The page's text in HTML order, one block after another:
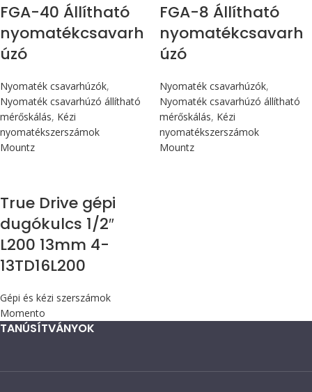
FGA-40 Állítható
nyomatékcsavarh
úzó
Nyomaték csavarhúzók,
Nyomaték csavarhúzó állítható
mérőskálás, Kézi
nyomatékszerszámok
Mountz
FGA-8 Állítható
nyomatékcsavarh
úzó
Nyomaték csavarhúzók,
Nyomaték csavarhúzó állítható
mérőskálás, Kézi
nyomatékszerszámok
Mountz
True Drive gépi
dugókulcs 1/2″
L200 13mm 4-
13TD16L200
Gépi és kézi szerszámok
Momento
TANÚSÍTVÁNYOK